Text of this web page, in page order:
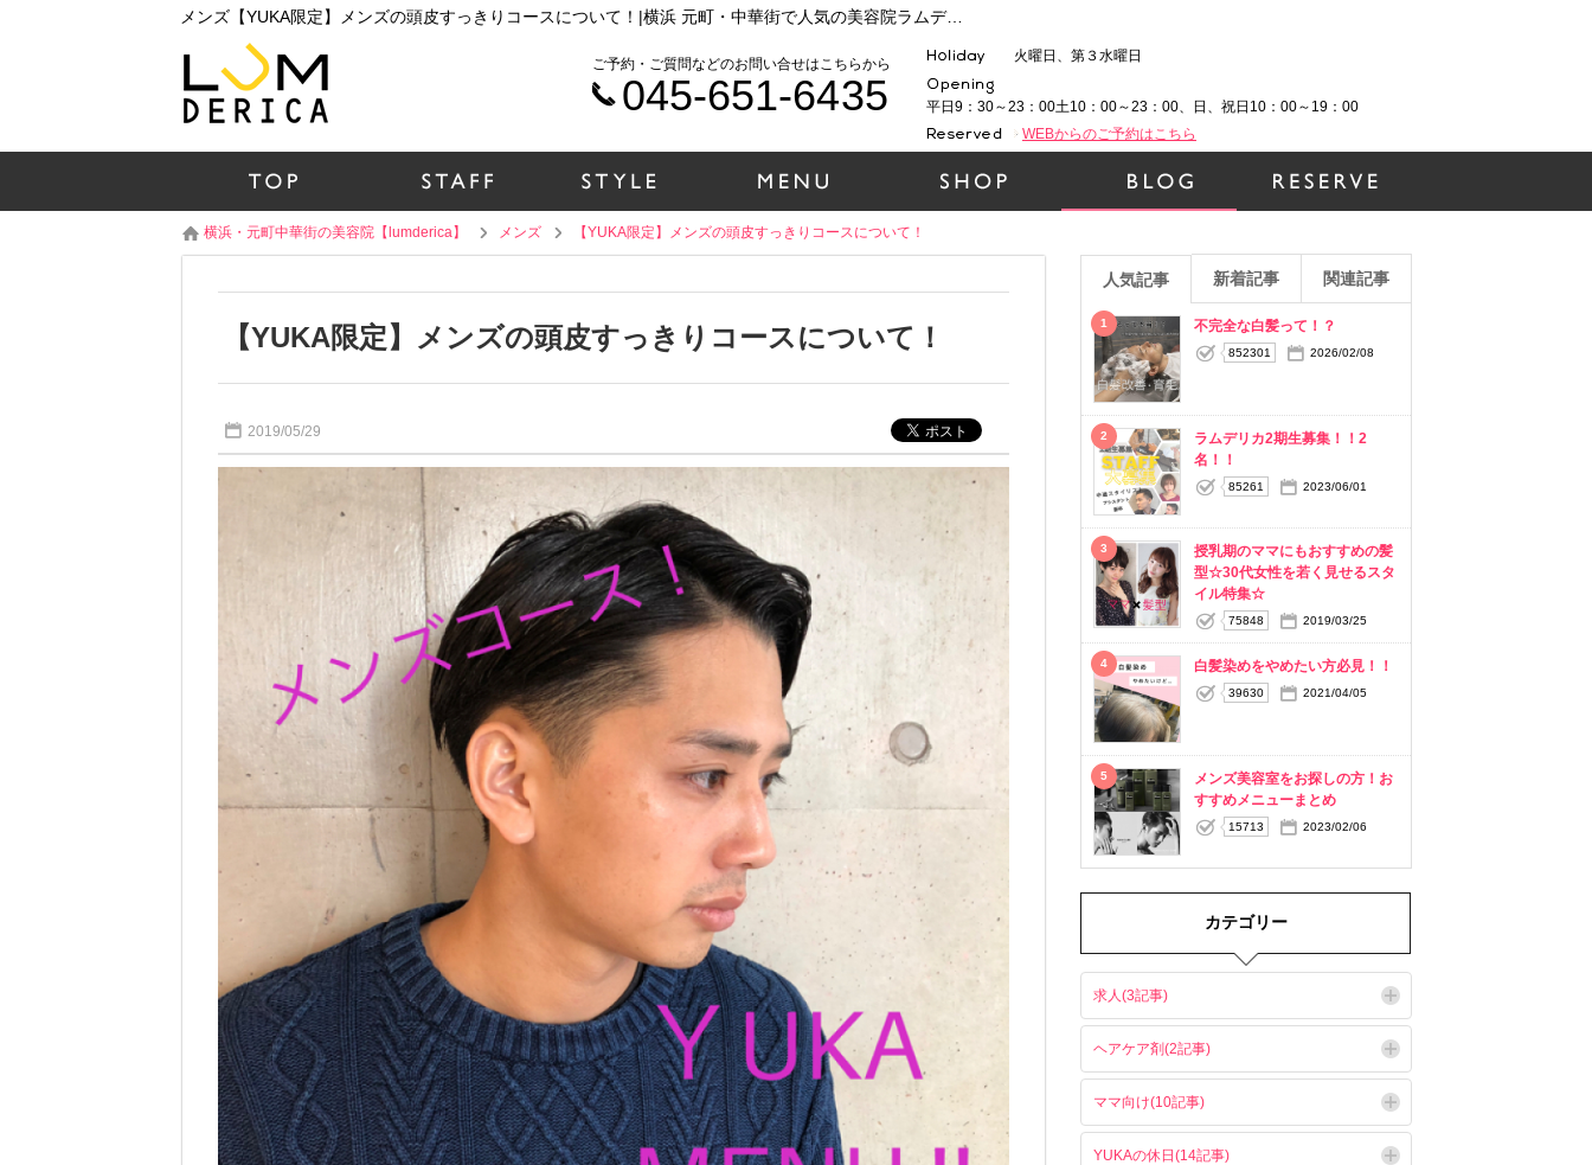
メンズ【YUKA限定】メンズの頭皮すっきりコースについて！|横浜 元町・中華街で人気の美容院ラムデリカのお役立ち情報まとめ
火曜日、第３水曜日
平日9：30～23：00土10：00～23：00、日、祝日10：00～19：00
WEBからのご予約はこちら
ご予約・ご質問などのお問い合せはこちらから
045-651-6435
横浜・元町中華街の美容院【lumderica】 メンズ 【YUKA限定】メンズの頭皮すっきりコースについて！
【YUKA限定】メンズの頭皮すっきりコースについて！
2019/05/29
人気記事 新着記事 関連記事
1 不完全な白髪って！？
852301 2026/02/08
2
ラムデリカ2期生募集！！2
名！！
85261 2023/06/01
3
授乳期のママにもおすすめの髪
型☆30代女性を若く見せるスタ
イル特集☆
75848 2019/03/25
4 白髪染めをやめたい方必見！！
39630 2021/04/05
5
メンズ美容室をお探しの方！お
すすめメニューまとめ
15713 2023/02/06
カテゴリー
求人(3記事)
ヘアケア剤(2記事)
ママ向け(10記事)
YUKAの休日(14記事)